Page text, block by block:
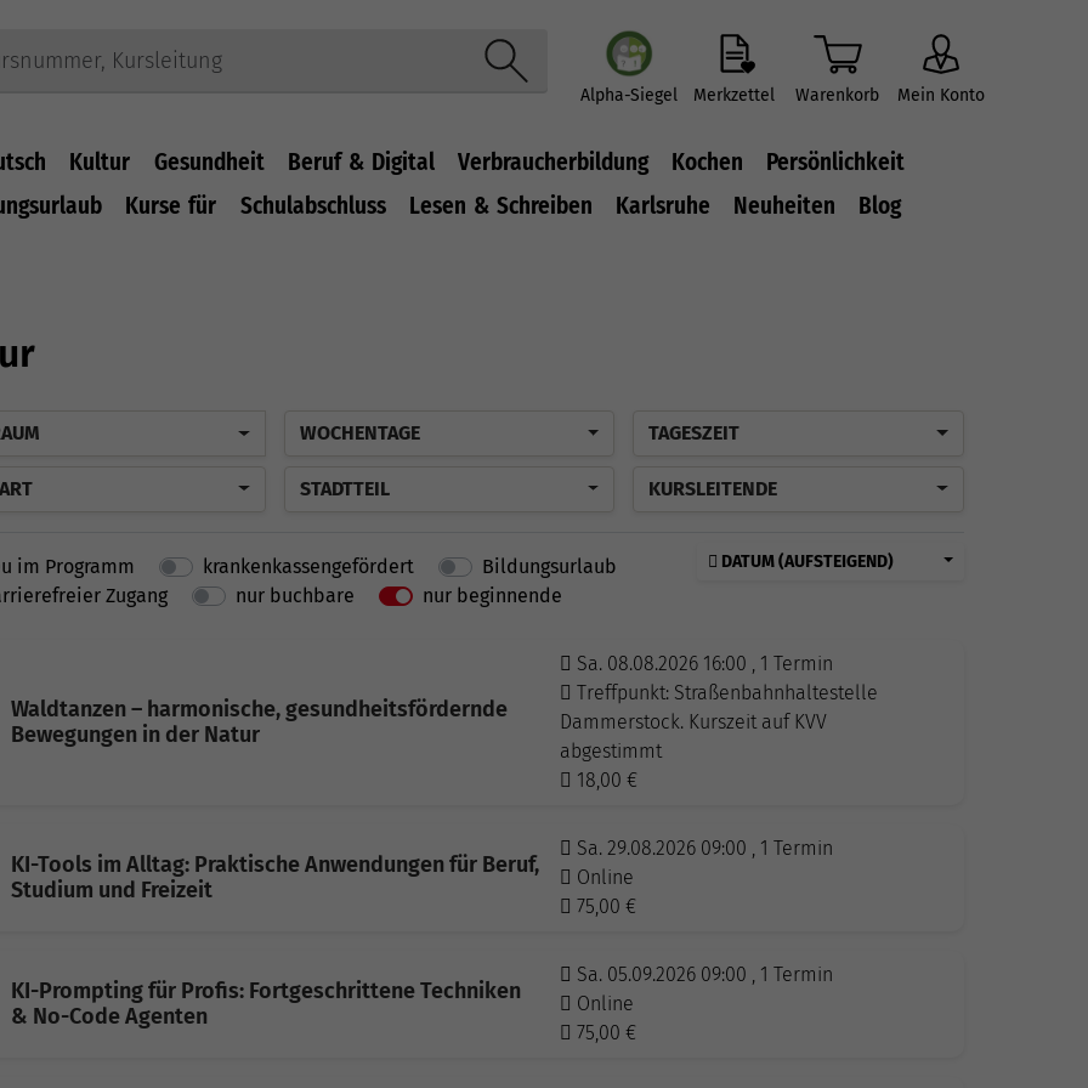
Alpha-Siegel Merkzettel Warenkorb Mein Konto
Kultur Gesundheit Beruf & Digital Verbraucherbildung Kochen
Persönlichkeit
Kurse für Schulabschluss Lesen & Schreiben Karlsruhe Neuheiten Blog
WOCHENTAGE TAGESZEIT
STADTTEIL KURSLEITENDE
im Programm krankenkassengefördert
Bildungsurlaub
Zugang
nur buchbare nur beginnende
DATUM (AUFSTEIGEND)
Waldtanzen – harmonische, gesundheitsfördernde
Bewegungen in der Natur
Sa. 08.08.2026 16:00 , 1 Termin
Treffpunkt: Straßenbahnhaltestelle
Dammerstock. Kurszeit auf KVV
abgestimmt
18,00 €
KI-Tools im Alltag: Praktische Anwendungen für Beruf,
Studium und Freizeit
Sa. 29.08.2026 09:00 , 1 Termin
Online
75,00 €
KI-Prompting für Profis: Fortgeschrittene Techniken
& No-Code Agenten
Sa. 05.09.2026 09:00 , 1 Termin
Online
75,00 €